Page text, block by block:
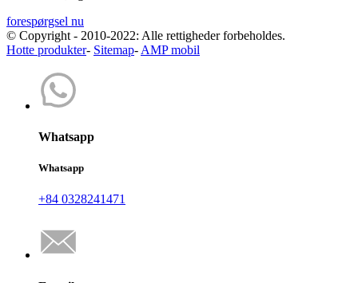
forespørgsel nu
© Copyright - 2010-2022: Alle rettigheder forbeholdes.
Hotte produkter- Sitemap- AMP mobil
Whatsapp
Whatsapp
+84 0328241471